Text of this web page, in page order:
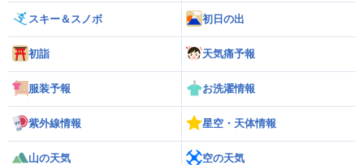
スキー＆スノボ 初日の出
初詣 天気痛予報
服装予報 お洗濯情報
紫外線情報 星空・天体情報
山の天気 空の天気